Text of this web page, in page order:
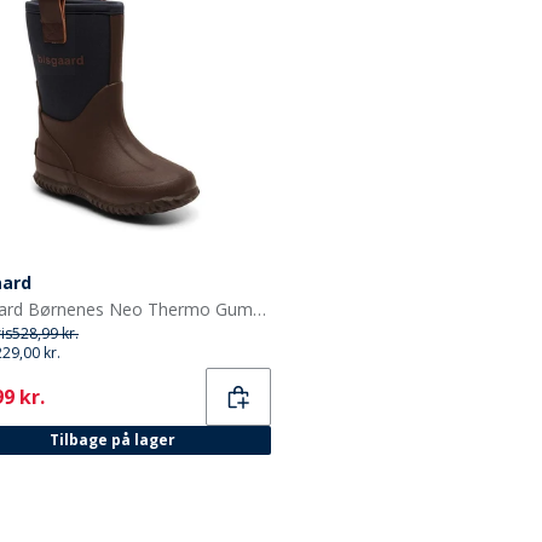
Bisgaard Børnenes Neo Thermo Gummistøvler Blå
528,99 kr.
kr.
kr.
Tilbage på lager